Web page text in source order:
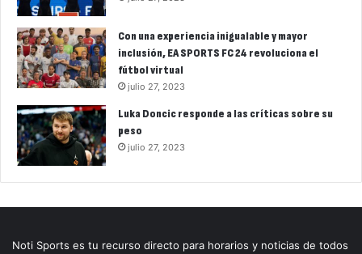
Con una experiencia inigualable y mayor
inclusión, EA SPORTS FC 24 revoluciona el
fútbol virtual
julio 27, 2023
Luka Doncic responde a las críticas sobre su
peso
julio 27, 2023
Noti Sports es tu recurso directo para horarios y noticias de todos